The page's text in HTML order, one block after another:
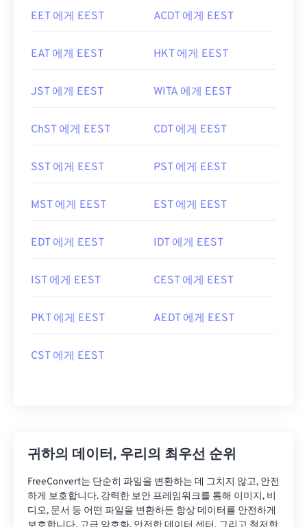
EET 에게 EEST ACDT 에게 EEST
EAT 에게 EEST HKT 에게 EEST
JST 에게 EEST WITA 에게 EEST
ChST 에게 EEST CDT 에게 EEST
SST 에게 EEST PST 에게 EEST
MST 에게 EEST EST 에게 EEST
EDT 에게 EEST IDT 에게 EEST
IST 에게 EEST CEST 에게 EEST
PKT 에게 EEST AEDT 에게 EEST
CST 에게 EEST
귀하의 데이터, 우리의 최우선 순위
FreeConvert는 단순히 파일을 변환하는 데 그치지 않고, 안전
하게 보호합니다. 강력한 보안 프레임워크를 통해 이미지, 비
디오, 문서 등 어떤 파일을 변환하든 항상 데이터를 안전하게